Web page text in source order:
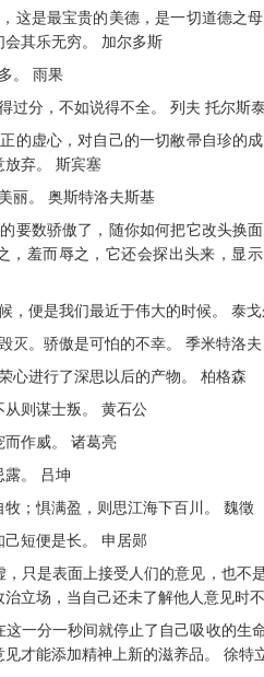
这是最宝贵的美德，是一切道德之
其乐无穷。 加尔多斯
。 雨果
过分，不如说得不全。 列夫 托尔斯
的虚心，对自己的一切敝帚自珍的
放弃。 斯宾塞
丽。 奥斯特洛夫斯基
要数骄傲了，随你如何把它改头换
，羞而辱之，它还会探出头来，显示
，便是我们最近于伟大的时候。 泰
灭。骄傲是可怕的不幸。 季米特洛夫
心进行了深思以后的产物。 柏格森
从则谋士叛。 黄石公
而作威。 诸葛亮
露。 吕坤
牧；惧满盈，则思江海下百川。 魏徵
己短便是长。 申居郧
，只是表面上接受人们的意见，也不
立场，当自己还未了解他人意见时
这一分一秒间就停止了自己吸收的生
才能添加精神上新的滋养品。 徐特